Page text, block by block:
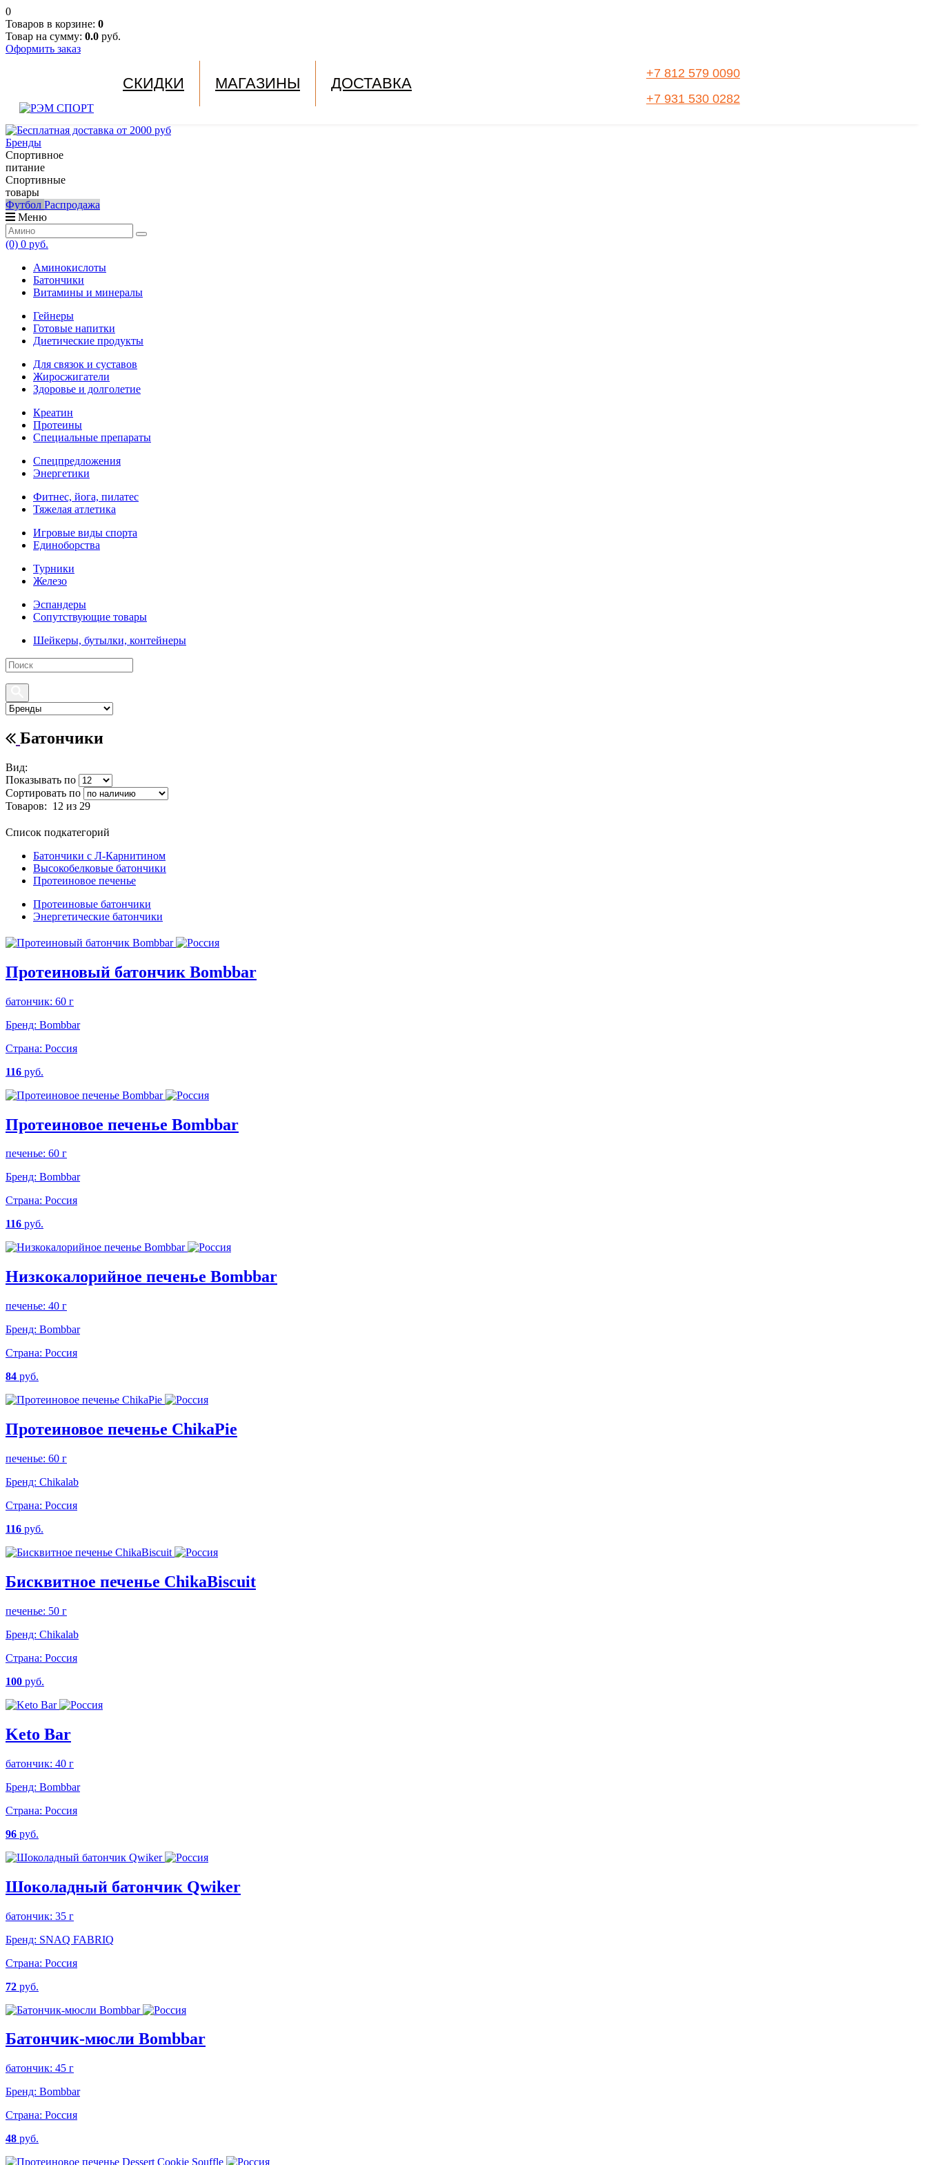
0
Товаров в корзине: 0
Товар на сумму: 0.0 руб.
Оформить заказ
СКИДКИ МАГАЗИНЫ ДОСТАВКА
+7 812 579 0090
+7 931 530 0282
Бренды
Спортивное
питание
Спортивные
товары
Футбол Распродажа
Меню
(0) 0 руб.
Аминокислоты
Батончики
Витамины и минералы
Гейнеры
Готовые напитки
Диетические продукты
Для связок и суставов
Жиросжигатели
Здоровье и долголетие
Креатин
Протеины
Специальные препараты
Спецпредложения
Энергетики
Фитнес, йога, пилатес
Тяжелая атлетика
Игровые виды спорта
Единоборства
Турники
Железо
Эспандеры
Сопутствующие товары
Шейкеры, бутылки, контейнеры
Батончики
Вид:
Показывать по
Сортировать по
Товаров: 12 из 29
Список подкатегорий
Батончики с Л-Карнитином
Высокобелковые батончики
Протеиновое печенье
Протеиновые батончики
Энергетические батончики
Протеиновый батончик Bombbar
батончик: 60 г
Бренд: Bombbar
Страна: Россия
116 руб.
Протеиновое печенье Bombbar
печенье: 60 г
Бренд: Bombbar
Страна: Россия
116 руб.
Низкокалорийное печенье Bombbar
печенье: 40 г
Бренд: Bombbar
Страна: Россия
84 руб.
Протеиновое печенье ChikaPie
печенье: 60 г
Бренд: Chikalab
Страна: Россия
116 руб.
Бисквитное печенье ChikaBiscuit
печенье: 50 г
Бренд: Chikalab
Страна: Россия
100 руб.
Keto Bar
батончик: 40 г
Бренд: Bombbar
Страна: Россия
96 руб.
Шоколадный батончик Qwiker
батончик: 35 г
Бренд: SNAQ FABRIQ
Страна: Россия
72 руб.
Батончик-мюсли Bombbar
батончик: 45 г
Бренд: Bombbar
Страна: Россия
48 руб.